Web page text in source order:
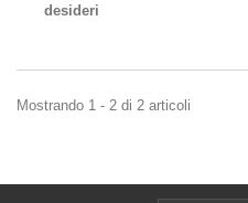
desideri
Mostrando 1 - 2 di 2 articoli